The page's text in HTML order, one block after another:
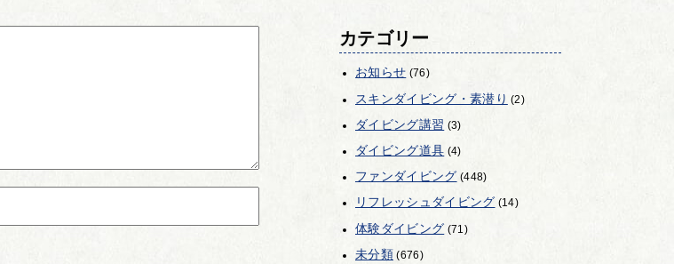
カテゴリー
お知らせ (76)
スキンダイビング・素潜り (2)
ダイビング講習 (3)
ダイビング道具 (4)
ファンダイビング (448)
リフレッシュダイビング (14)
体験ダイビング (71)
未分類(676)